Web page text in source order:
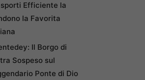
Efficiente la
la Favorita
Il Borgo di
Sospeso sul
Ponte di Dio